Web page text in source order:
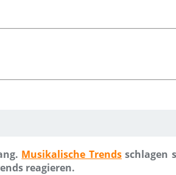
Musikalische Trendsschlagen
reagieren.